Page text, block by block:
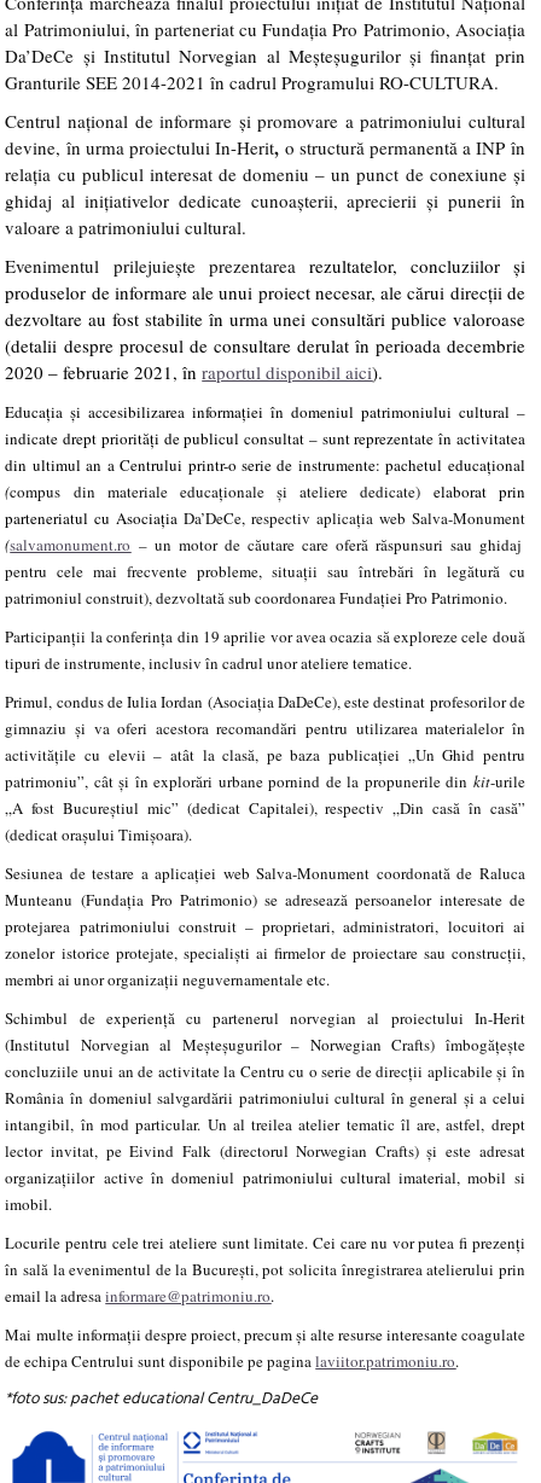
al Patrimoniului, în parteneriat cu Fundația Pro Patrimonio, Asociația
Da’DeCe și Institutul Norvegian al Meșteșugurilor și finanțat prin
Granturile SEE 2014-2021 în cadrul Programului RO-CULTURA.
Centrul național de informare și promovare a patrimoniului cultural
devine, în urma proiectului In-Herit, o structură permanentă a INP în
relația cu publicul interesat de domeniu – un punct de conexiune și
ghidaj al inițiativelor dedicate cunoașterii, aprecierii și punerii în
valoare a patrimoniului cultural.
Evenimentul prilejuiește prezentarea rezultatelor, concluziilor și
produselor de informare ale unui proiect necesar, ale cărui direcții de
dezvoltare au fost stabilite în urma unei consultări publice valoroase
(detalii despre procesul de consultare derulat în perioada decembrie
2020 – februarie 2021, înraportul disponibil aici).
Educația și accesibilizarea informației în domeniul patrimoniului cultural –
indicate drept priorități de publicul consultat – sunt reprezentate în activitatea
din ultimul an a Centrului printr-o serie de instrumente: pachetul educațional
(compus din materiale educaționale și ateliere dedicate) elaborat prin
parteneriatul cu AsociațiaDa’DeCe, respectiv aplicația web Salva-Monument
(salvamonument.ro – un motor de căutare care oferă răspunsuri sau ghidaj
pentru cele mai frecvente probleme, situații sau întrebări în legătură cu
patrimoniul construit), dezvoltată sub coordonarea Fundației Pro Patrimonio.
Participanții la conferința din 19 aprilie vor avea ocazia să exploreze cele două
tipuri de instrumente, inclusiv în cadrul unor ateliere tematice.
Primul, condus de Iulia Iordan (Asociația DaDeCe), este destinat profesorilor de
gimnaziuși va oferi acestora recomandări pentru utilizarea materialelor în
activitățile cu elevii – atât la clasă, pe baza publicației „Un Ghid pentru
patrimoniu”, cât și în explorări urbane pornind de la propunerile din kit-urile
„A fost Bucureștiul mic” (dedicat Capitalei), respectiv „Din casă în casă”
(dedicat orașului Timișoara).
Sesiunea de testare a aplicației web Salva-Monument coordonată de Raluca
Munteanu (Fundația Pro Patrimonio) se adreseazăpersoanelor interesate de
protejarea patrimoniului construit – proprietari, administratori, locuitori ai
zonelor istorice protejate, specialiști ai firmelor de proiectare sau construcții,
membri ai unor organizații neguvernamentale etc.
Schimbul de experiență cu partenerul norvegian al proiectului In-Herit
(Institutul Norvegian al Meșteșugurilor – Norwegian Crafts) îmbogățește
concluziile unui an de activitate la Centru cu o serie de direcții aplicabile și în
România în domeniul salvgardării patrimoniului cultural în general și a celui
intangibil, în mod particular. Un al treilea atelier tematic îl are, astfel, drept
lector invitat, pe Eivind Falk (directorul Norwegian Crafts)și este adresat
organizațiilor active în domeniul patrimoniului cultural imaterial, mobil si
imobil.
Locurile pentru cele trei ateliere sunt limitate. Cei care nu vor putea fi prezenți
în sală la evenimentul de la București, pot solicita înregistrarea atelierului prin
email la adresainformare@patrimoniu.ro.
Mai multe informații despre proiect, precum și alte resurse interesante coagulate
de echipa Centrului sunt disponibile pe paginalaviitor.patrimoniu.ro.
*foto sus: pachet educational Centru_DaDeCe